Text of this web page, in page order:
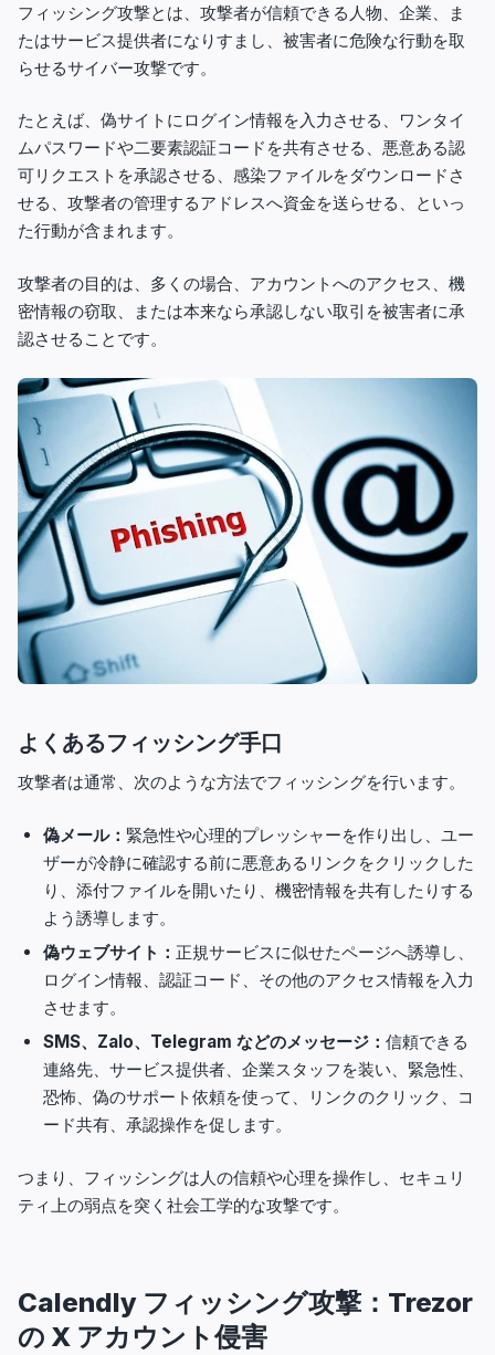
フィッシング攻撃とは、攻撃者が信頼できる人物、企業、ま
たはサービス提供者になりすまし、被害者に危険な行動を取
らせるサイバー攻撃です。
たとえば、偽サイトにログイン情報を入力させる、ワンタイ
ムパスワードや二要素認証コードを共有させる、悪意ある認
可リクエストを承認させる、感染ファイルをダウンロードさ
せる、攻撃者の管理するアドレスへ資金を送らせる、といっ
た行動が含まれます。
攻撃者の目的は、多くの場合、アカウントへのアクセス、機
密情報の窃取、または本来なら承認しない取引を被害者に承
認させることです。
よくあるフィッシング手口
攻撃者は通常、次のような方法でフィッシングを行います。
偽メール： 緊急性や心理的プレッシャーを作り出し、ユー
ザーが冷静に確認する前に悪意あるリンクをクリックした
り、添付ファイルを開いたり、機密情報を共有したりする
よう誘導します。
偽ウェブサイト： 正規サービスに似せたページへ誘導し、
ログイン情報、認証コード、その他のアクセス情報を入力
させます。
SMS、Zalo、Telegram などのメッセージ： 信頼できる
連絡先、サービス提供者、企業スタッフを装い、緊急性、
恐怖、偽のサポート依頼を使って、リンクのクリック、コ
ード共有、承認操作を促します。
つまり、フィッシングは人の信頼や心理を操作し、セキュリ
ティ上の弱点を突く社会工学的な攻撃です。
Calendly フィッシング攻撃：Trezor
の X アカウント侵害